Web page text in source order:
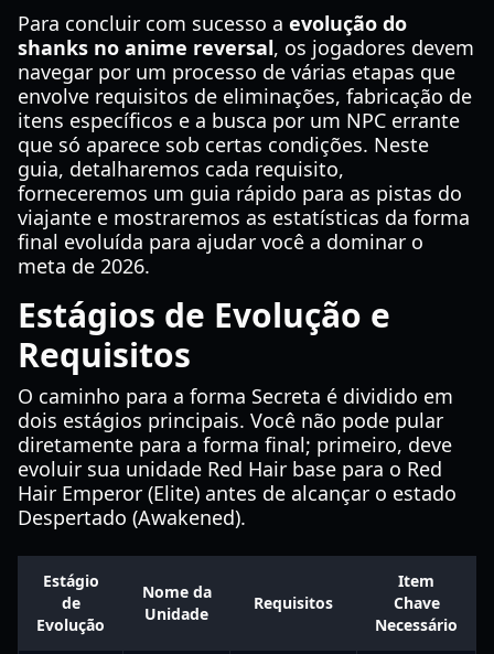
Para concluir com sucesso a evolução do
shanks no anime reversal, os jogadores devem
navegar por um processo de várias etapas que
envolve requisitos de eliminações, fabricação de
itens específicos e a busca por um NPC errante
que só aparece sob certas condições. Neste
guia, detalharemos cada requisito,
forneceremos um guia rápido para as pistas do
viajante e mostraremos as estatísticas da forma
final evoluída para ajudar você a dominar o
meta de 2026.
Estágios de Evolução e
Requisitos
O caminho para a forma Secreta é dividido em
dois estágios principais. Você não pode pular
diretamente para a forma final; primeiro, deve
evoluir sua unidade Red Hair base para o Red
Hair Emperor (Elite) antes de alcançar o estado
Despertado (Awakened).
Estágio
de
Evolução
Nome da
Unidade
Requisitos
Item
Chave
Necessário